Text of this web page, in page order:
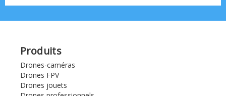
Produits
Drones-caméras
Drones FPV
Drones jouets